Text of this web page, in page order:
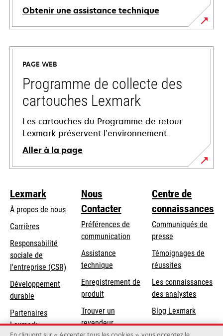
Obtenir une assistance technique
s’ouvre
dans
nouvel
onglet
PAGE WEB
Programme de collecte des
cartouches Lexmark
Les cartouches du Programme de retour
Lexmark préservent l’environnement.
Aller à la page
Lexmark
À propos de nous
Carrières
s’ouvre
dans
un
nouvel
onglet
Responsabilité
sociale de
l'entreprise (CSR) s’ouvre
onglet
Développement
durable
Partenaires
Lexmark
Nous
Contacter
Préférences de
communication
s’ouvre
dans
un
nouvel
onglet
Assistance
techniques’ouvre
un
onglet
Enregistrement de
produit
Trouver un
revendeur
Centre de
connaissances
Communiqués de
presse
Témoignages de
réussites
Les connaissances
des analystes
Blog Lexmark